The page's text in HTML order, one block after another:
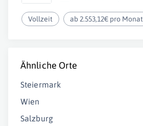
Vollzeit ab 2.553,12€ pro Monat
Ähnliche Orte
Steiermark
Wien
Salzburg